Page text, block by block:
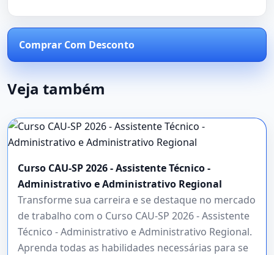
Comprar Com Desconto
Veja também
Curso CAU-SP 2026 - Assistente Técnico -
Administrativo e Administrativo Regional
Transforme sua carreira e se destaque no mercado
de trabalho com o Curso CAU-SP 2026 - Assistente
Técnico - Administrativo e Administrativo Regional.
Aprenda todas as habilidades necessárias para se